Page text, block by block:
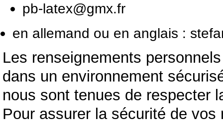
pb-latex@gmx.fr
en allemand ou en anglais :
Les renseignements
dans un environnement
nous sont tenues de respecter
Pour assurer la sécurité de